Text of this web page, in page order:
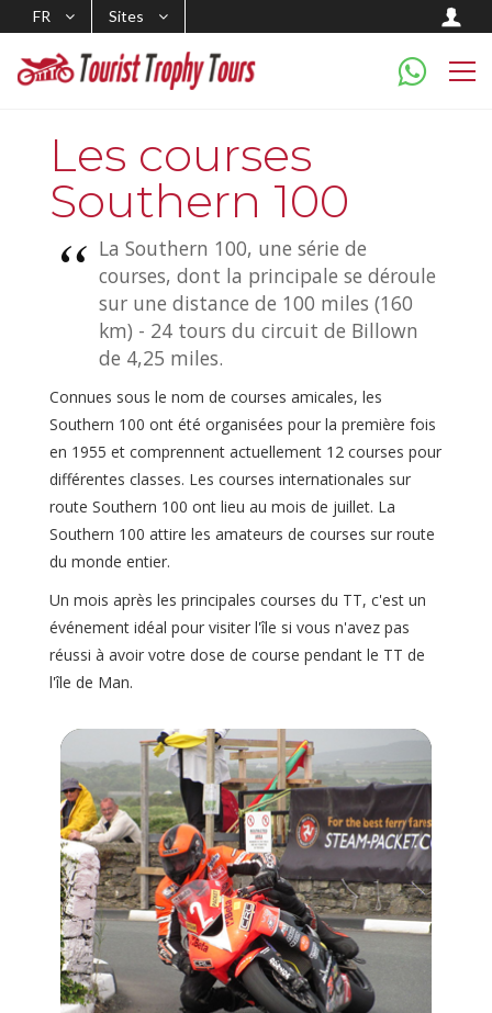
FR Sites
Les courses
Southern 100
La Southern 100, une série de
courses, dont la principale se déroule
sur une distance de 100 miles (160
km) - 24 tours du circuit de Billown
de 4,25 miles.
Connues sous le nom de courses amicales, les
Southern 100 ont été organisées pour la première fois
en 1955 et comprennent actuellement 12 courses pour
différentes classes. Les courses internationales sur
route Southern 100 ont lieu au mois de juillet. La
Southern 100 attire les amateurs de courses sur route
du monde entier.
Un mois après les principales courses du TT, c'est un
événement idéal pour visiter l'île si vous n'avez pas
réussi à avoir votre dose de course pendant le TT de
l'île de Man.